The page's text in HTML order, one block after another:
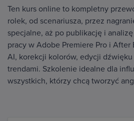
Ten kurs online to kompletny
rolek, od scenariusza, przez
specjalne, aż po publikację i
pracy w Adobe Premiere Pro i After
AI, korekcji kolorów, edycji
trendami. Szkolenie idealne dla
wszystkich, którzy chcą tworzyć